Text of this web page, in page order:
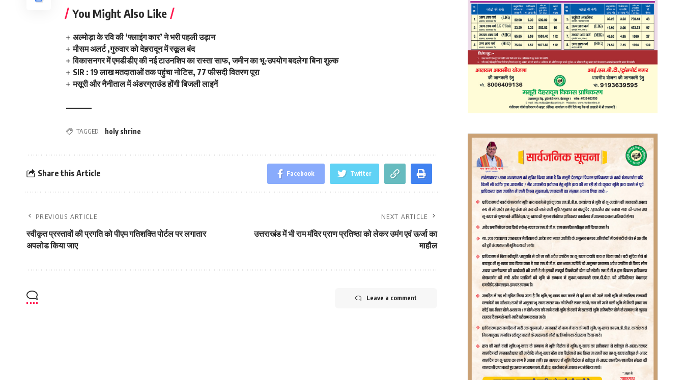
You Might Also Like
अल्मोड़ा के रवि की ‘फ्लाइंग कार’ ने भरी पहली उड़ान
मौसम अलर्ट ,गुरुवार को देहरादून में स्कूल बंद
विकासनगर में एमडीडीए की नई टाउनशिप का रास्ता साफ, जमीन का भू-उपयोग बदलेगा बिना शुल्क
SIR : 19 लाख मतदाताओं तक पहुंचा नोटिस, 77 फीसदी वितरण पूरा
मसूरी और नैनीताल में अंडरग्राउंड होंगी बिजली लाइनें
TAGGED: holy shrine
Share this Article Facebook Twitter
PREVIOUS ARTICLE
स्वीकृत प्रस्तावों की प्रगति को पीएम गतिशक्ति पोर्टल पर लगातार
अपलोड किया जाए
NEXT ARTICLE
उत्तराखंड में भी राम मंदिर प्राण प्रतिष्ठा को लेकर उमंग एवं ऊर्जा का
माहौल
Leave a comment